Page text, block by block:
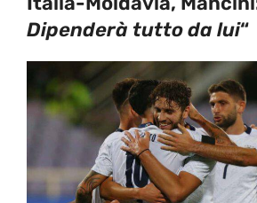
Dipenderà tutto da lui“